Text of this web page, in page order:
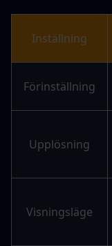
Inställning
Förinställning
Upplösning
Visningsläge